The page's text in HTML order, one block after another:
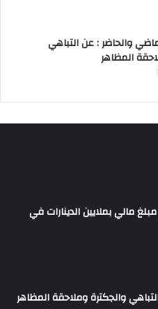
والحاضر : عن التباهي
المظاهر
مالي بملايين الدينارات في
والجكترة وملاحقة المظاهر